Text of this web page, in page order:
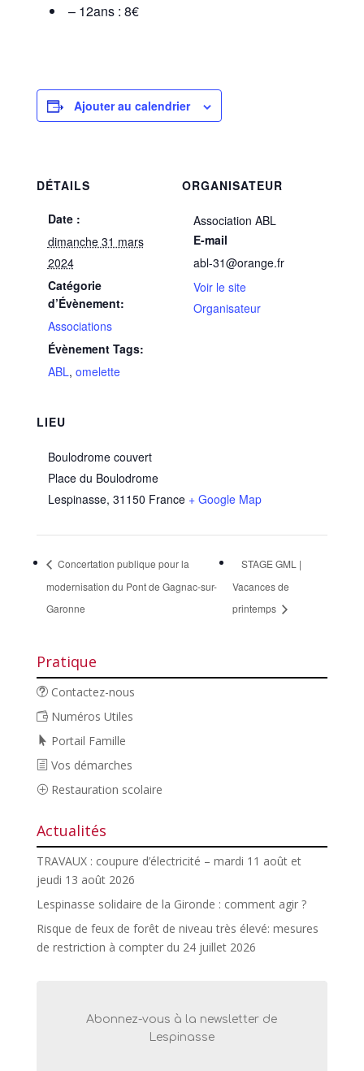
– 12ans : 8€
Ajouter au calendrier
DÉTAILS
Date :
dimanche 31 mars
2024
Catégorie
d’Évènement:
Associations
Évènement Tags:
ABL, omelette
LIEU
Boulodrome couvert
Place du Boulodrome
Lespinasse, 31150 France + Google Map
ORGANISATEUR
Association ABL
E-mail
abl-31@orange.fr
Voir le site
Organisateur
Concertation publique pour la
modernisation du Pont de Gagnac-sur-
Garonne
STAGE GML |
Vacances de
printemps
Pratique
Contactez-nous
Numéros Utiles
Portail Famille
Vos démarches
Restauration scolaire
Actualités
TRAVAUX : coupure d’électricité – mardi 11 août et
jeudi 13 août 2026
Lespinasse solidaire de la Gironde : comment agir ?
Risque de feux de forêt de niveau très élevé: mesures
de restriction à compter du 24 juillet 2026
Abonnez-vous à la newsletter de
Lespinasse